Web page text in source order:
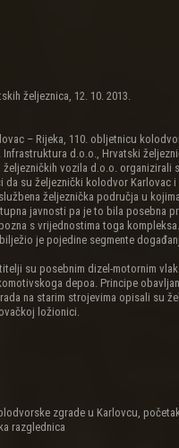
željeznica, 12. 10. 2013.
– Rijeka, 110. obljetnicu
Infrastruktura d.o.o., Hrvatski
vozila d.o.o. organizirali
da su željeznički kolodvor Karlovac
željeznička područja u
javnosti pa je to bila posebna
s vrijednostima toga
je pojedine segmente
su posebnim dizel-motornim
depoa. Principe
na starim strojevima opisali su
ložionici.
zgrade u Karlovcu,
razglednica